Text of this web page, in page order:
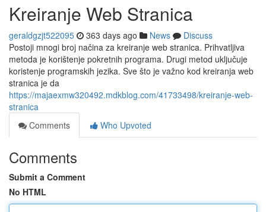
Kreiranje Web Stranica
geraldgzjt522095 363 days ago News
Discuss
Postoji mnogi broj načina za kreiranje web stranica. Prihvatljiva
metoda je korištenje pokretnih programa. Drugi metod uključuje
koristenje programskih jezika. Sve što je važno kod kreiranja web
stranica je da
https://majaexmw320492.mdkblog.com/41733498/kreiranje-web-
stranica
Comments
Who Upvoted
Comments
Submit a Comment
No HTML